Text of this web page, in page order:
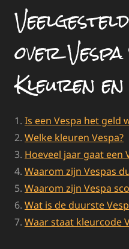
over
Kleuren
Is een Vespa het geld
Welke kleuren Vespa?
Hoeveel jaar gaat een
Waarom zijn Vespas
Waarom zijn Vespa
Wat is de duurste
Waar staat kleurcode